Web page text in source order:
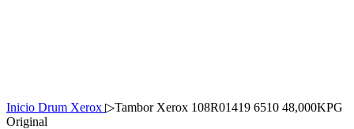
Inicio Drum Xerox ▷Tambor Xerox 108R01419 6510 48,000KPG
Original